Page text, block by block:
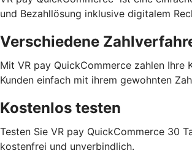
und Bezahllösung inklusive digitalem
Verschiedene
Mit VR pay QuickCommerce zahlen Ihre
Kunden einfach mit ihrem gewohnten
Kostenlos testen
Testen Sie VR pay QuickCommerce 30
kostenfrei und unverbindlich.